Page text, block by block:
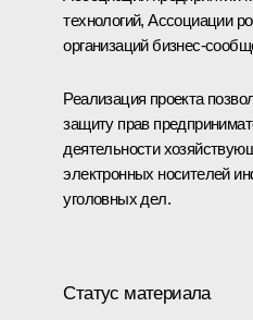
технологий, Ассоциации
организаций бизнес-
Реализация проекта
защиту прав
деятельности
электронных носителей
уголовных дел.
Статус материала